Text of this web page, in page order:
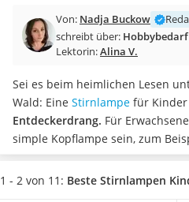
Laufrad
Kinderschubkarre
Kinderuhr
Babyphone
Treppenschutzgitter
Kindersitz ab 4 Jahren
Kinderroller 3 Räder
Ferngesteuertes Auto
Von: Nadja Buckow
schreibt über:
Lektorin:Alina V.
Sei es beim heimlichen Lesen
Wald: Eine Stirnlampe für Kinder
Entdeckerdrang. Für
simple Kopflampe sein, zum
Forschern hingegen bereiten
Damit Ihr Kind auch lange
1 - 2 von 11: Beste Stirnlampen